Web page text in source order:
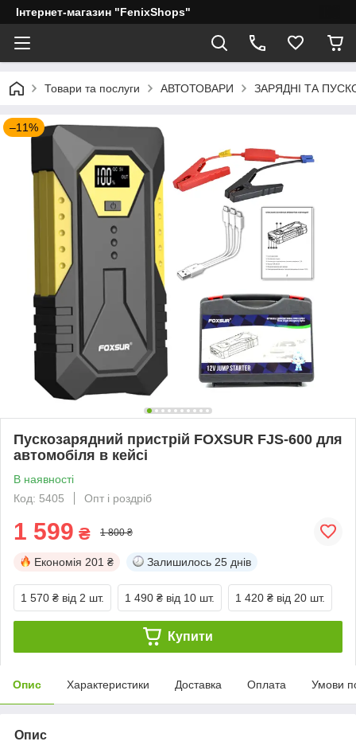
Інтернет-магазин "FenixShops"
Товари та послуги АВТОТОВАРИ ЗАРЯДНІ ТА
–11%
Пускозарядний пристрій FOXSUR FJS-600 для
автомобіля в кейсі
В наявності
Код: 5405
Опт і роздріб
1 599 ₴ 1 800 ₴
Економія 201 ₴ Залишилось 25 днів
1 570 ₴ від 2 шт. 1 490 ₴ від 10 шт. 1 420 ₴ від 20 шт.
Купити
Опис Характеристики Доставка Оплата Умови
Опис